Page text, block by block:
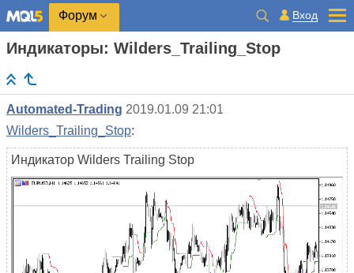
Форум Вход
Индикаторы: Wilders_Trailing_Stop
Automated-Trading 2019.01.09 21:01
Wilders_Trailing_Stop:
Индикатор Wilders Trailing Stop